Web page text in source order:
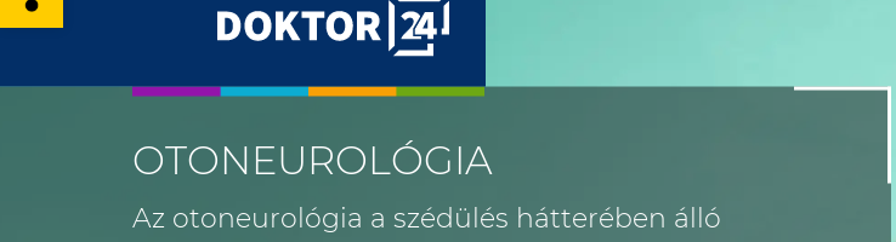
OTONEUROLÓGIA
Az otoneurológia a szédülés hátterében álló